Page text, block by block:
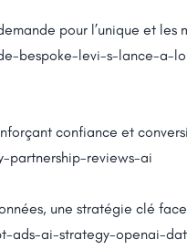
pour l’unique et les
bespoke-levi-s-lance-a-
confiance et
reviews-ai
une stratégie clé face
ads-ai-strategy-openai-